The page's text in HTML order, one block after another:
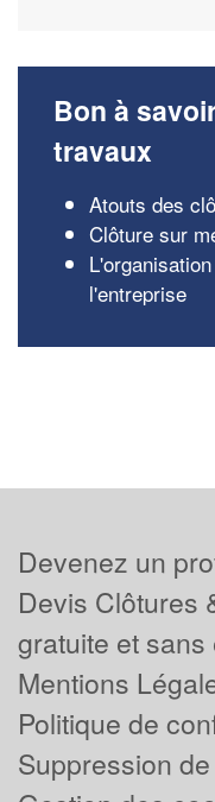
Bon à
travaux
Atouts des
Clôture sur
l'entreprise
Devenez un
Devis Clôtures
gratuite et
Mentions
Politique de
Suppression